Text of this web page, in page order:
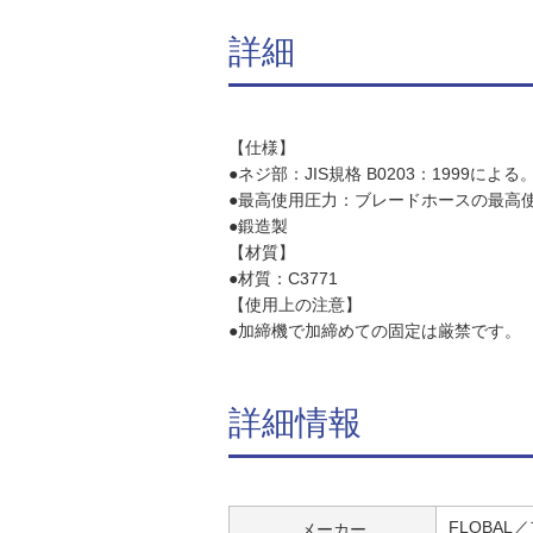
詳細
【仕様】
●ネジ部：JIS規格 B0203：1999による。
●最高使用圧力：ブレードホースの最高
●鍛造製
【材質】
●材質：C3771
【使用上の注意】
●加締機で加締めての固定は厳禁です。
詳細情報
FLOBAL